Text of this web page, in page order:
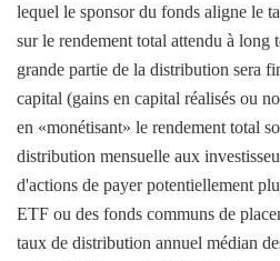
lequel le sponsor du fonds aligne le
sur le rendement total attendu à long
grande partie de la distribution sera
capital (gains en capital réalisés ou
en «monétisant» le rendement total
distribution mensuelle aux
d'actions de payer potentiellement
ETF ou des fonds communs de
taux de distribution annuel médian